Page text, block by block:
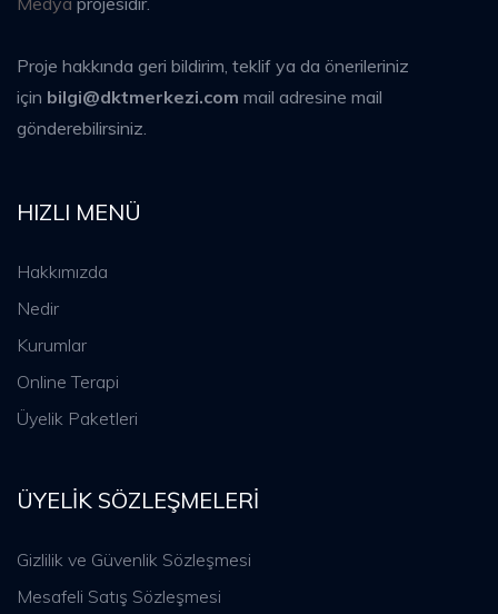
Proje hakkında geri bildirim, teklif ya da önerileriniz
için bilgi@dktmerkezi.com mail adresine mail
gönderebilirsiniz.
HIZLI MENÜ
Hakkımızda
Nedir
Kurumlar
Online Terapi
Üyelik Paketleri
ÜYELIK SÖZLEŞMELERI
Gizlilik ve Güvenlik Sözleşmesi
Mesafeli Satış Sözleşmesi